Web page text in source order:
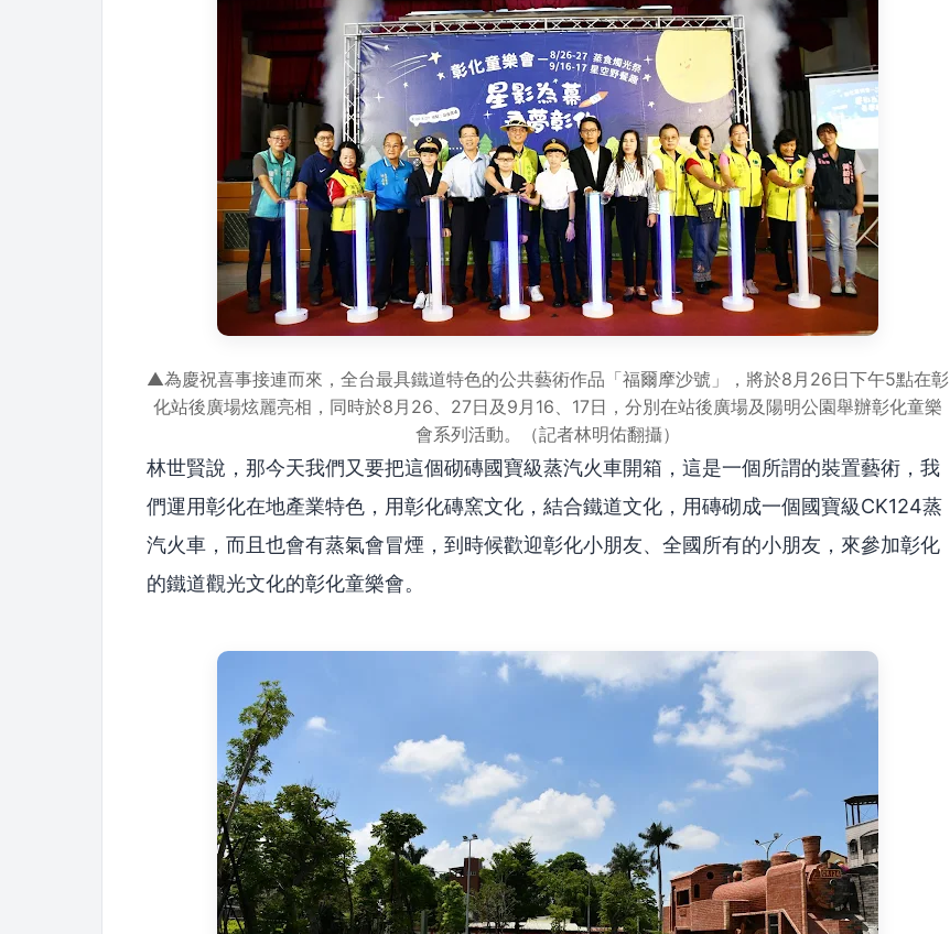
▲為慶祝喜事接連而來，全台最具鐵道特色的公共藝術作品「福爾摩沙號」，將於8月26日下午5點在彰
化站後廣場炫麗亮相，同時於8月26、27日及9月16、17日，分別在站後廣場及陽明公園舉辦彰化童樂
會系列活動。（記者林明佑翻攝）
林世賢說，那今天我們又要把這個砌磚國寶級蒸汽火車開箱，這是一個所謂的裝置藝術，我
們運用彰化在地產業特色，用彰化磚窯文化，結合鐵道文化，用磚砌成一個國寶級CK124蒸
汽火車，而且也會有蒸氣會冒煙，到時候歡迎彰化小朋友、全國所有的小朋友，來參加彰化
的鐵道觀光文化的彰化童樂會。